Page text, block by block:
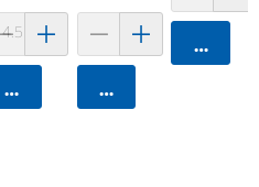
4.5 (2)
카트에 담기 카트에 담기
카트에